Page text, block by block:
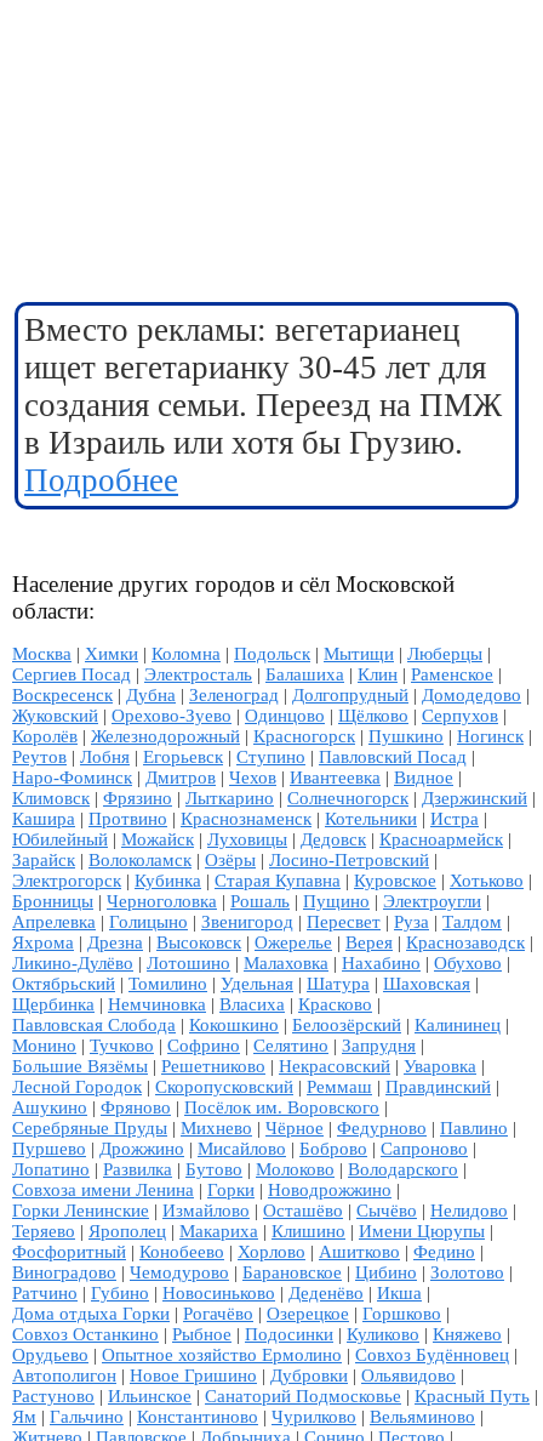
Вместо рекламы: вегетарианец
ищет вегетарианку 30-45 лет для
создания семьи. Переезд на ПМЖ
в Израиль или хотя бы Грузию.
Подробнее
Население других городов и сёл Московской
области:
Москва | Химки | Коломна | Подольск | Мытищи | Люберцы |
Сергиев Посад | Электросталь | Балашиха | Клин | Раменское |
Воскресенск | Дубна | Зеленоград | Долгопрудный | Домодедово |
Жуковский | Орехово-Зуево | Одинцово | Щёлково | Серпухов |
Королёв | Железнодорожный | Красногорск | Пушкино | Ногинск |
Реутов | Лобня | Егорьевск | Ступино | Павловский Посад |
Наро-Фоминск | Дмитров | Чехов | Ивантеевка | Видное |
Климовск | Фрязино | Лыткарино | Солнечногорск | Дзержинский |
Кашира | Протвино | Краснознаменск | Котельники | Истра |
Юбилейный | Можайск | Луховицы | Дедовск | Красноармейск |
Зарайск | Волоколамск | Озёры | Лосино-Петровский |
Электрогорск | Кубинка | Старая Купавна | Куровское | Хотьково |
Бронницы | Черноголовка | Рошаль | Пущино | Электроугли |
Апрелевка | Голицыно | Звенигород | Пересвет | Руза | Талдом |
Яхрома | Дрезна | Высоковск | Ожерелье | Верея | Краснозаводск |
Ликино-Дулёво | Лотошино | Малаховка | Нахабино | Обухово |
Октябрьский | Томилино | Удельная | Шатура | Шаховская |
Щербинка | Немчиновка | Власиха | Красково |
Павловская Слобода | Кокошкино | Белоозёрский | Калининец |
Монино | Тучково | Софрино | Селятино | Запрудня |
Большие Вязёмы | Решетниково | Некрасовский | Уваровка |
Лесной Городок | Скоропусковский | Реммаш | Правдинский |
Ашукино | Фряново | Посёлок им. Воровского |
Серебряные Пруды | Михнево | Чёрное | Федурново | Павлино |
Пуршево | Дрожжино | Мисайлово | Боброво | Сапроново |
Лопатино | Развилка | Бутово | Молоково | Володарского |
Совхоза имени Ленина | Горки | Новодрожжино |
Горки Ленинские | Измайлово | Осташёво | Сычёво | Нелидово |
Теряево | Ярополец | Макариха | Клишино | Имени Цюрупы |
Фосфоритный | Конобеево | Хорлово | Ашитково | Федино |
Виноградово | Чемодурово | Барановское | Цибино | Золотово |
Ратчино | Губино | Новосиньково | Деденёво | Икша |
Дома отдыха Горки | Рогачёво | Озерецкое | Горшково |
Совхоз Останкино | Рыбное | Подосинки | Куликово | Княжево |
Орудьево | Опытное хозяйство Ермолино | Совхоз Будённовец |
Автополигон | Новое Гришино | Дубровки | Ольявидово |
Растуново | Ильинское | Санаторий Подмосковье | Красный Путь |
Ям | Гальчино | Константиново | Чурилково | Вельяминово |